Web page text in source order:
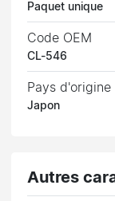
Paquet unique
Code OEM
CL-546
Pays d'origine
Japon
Autres